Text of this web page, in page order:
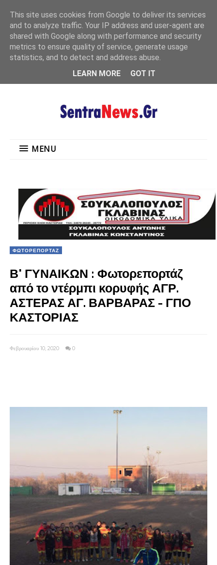
MENU
MENU
ΦΩΤΟΡΕΠΟΡΤΑΖ
Β' ΓΥΝΑΙΚΩΝ : Φωτορεπορτάζ
από το ντέρμπι κορυφής ΑΓΡ.
ΑΣΤΕΡΑΣ ΑΓ. ΒΑΡΒΑΡΑΣ - ΓΠΟ
ΚΑΣΤΟΡΙΑΣ
Φεβρουαρίου 10, 2020 0
This site uses cookies from Google to deliver its services
and to analyze traffic. Your IP address and user-agent are
shared with Google along with performance and security
metrics to ensure quality of service, generate usage
statistics, and to detect and address abuse.
LEARN MORE
GOT IT